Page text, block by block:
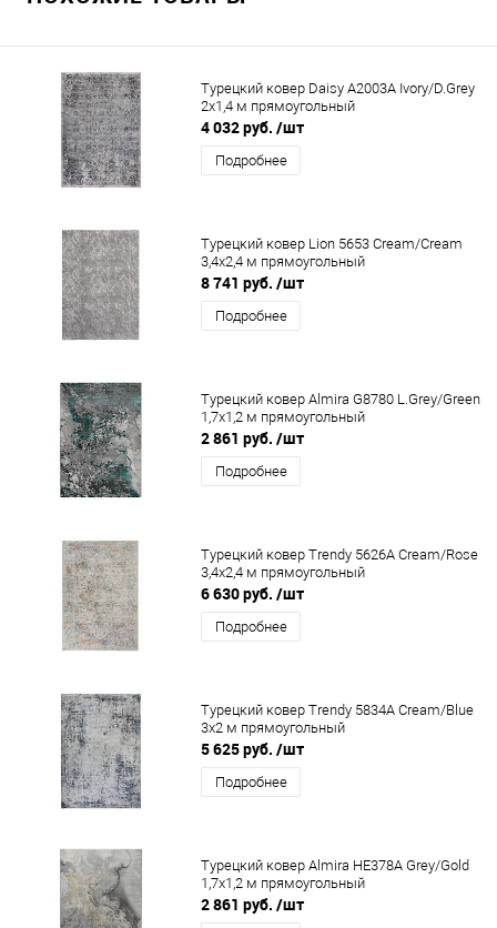
Турецкий ковер Daisy A2003A Ivory/D.Grey
2x1,4 м прямоугольный
4 032 руб. /шт
Подробнее
Турецкий ковер Lion 5653 Cream/Cream
3,4x2,4 м прямоугольный
8 741 руб. /шт
Подробнее
Турецкий ковер Almira G8780 L.Grey/Green
1,7x1,2 м прямоугольный
2 861 руб. /шт
Подробнее
Турецкий ковер Trendy 5626A Cream/Rose
3,4x2,4 м прямоугольный
6 630 руб. /шт
Подробнее
Турецкий ковер Trendy 5834A Cream/Blue
3x2 м прямоугольный
5 625 руб. /шт
Подробнее
Турецкий ковер Almira HE378A Grey/Gold
1,7x1,2 м прямоугольный
2 861 руб. /шт